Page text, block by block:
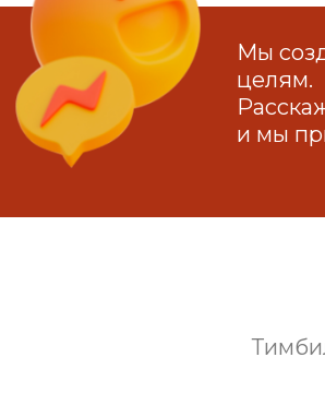
Мы
целям.
и мы